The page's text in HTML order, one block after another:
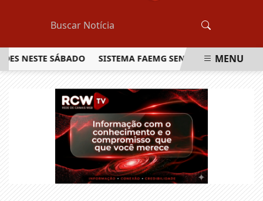
SÁBADO SISTEMA FAEMG SENAR LANÇA O PRIMEIRO
MENU